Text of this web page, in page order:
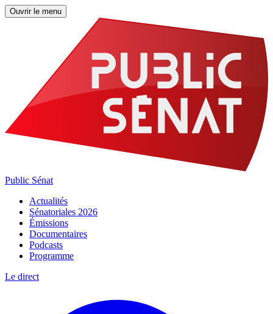
Ouvrir le menu
Public Sénat
Actualités
Sénatoriales 2026
Émissions
Documentaires
Podcasts
Programme
Le direct